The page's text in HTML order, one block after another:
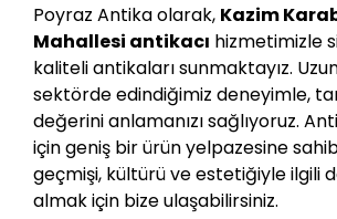
Poyraz Antika olarak, Kazim
Mahallesi antikacı hizmetimizle
kaliteli antikaları sunmaktayız.
sektörde edindiğimiz deneyimle,
değerini anlamanızı sağlıyoruz.
için geniş bir ürün yelpazesine
geçmişi, kültürü ve estetiğiyle ilgili
almak için bize ulaşabilirsiniz.